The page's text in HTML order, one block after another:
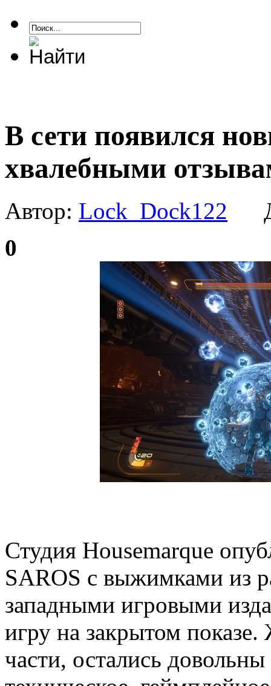
В сети появился
хвалебными
Автор: Lock_Dock122
0
Студия Housemarque
SAROS с выжимками из
западными игровыми
игру на закрытом
части, остались